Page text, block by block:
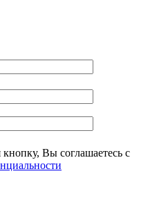
Вы соглашаетесь с